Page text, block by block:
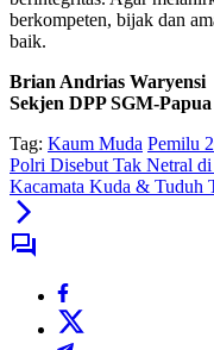
berkompeten, bijak dan
baik.
Brian Andrias Waryensi
Sekjen DPP SGM-Papua
Tag: Kaum Muda Pemilu
Polri Disebut Tak Netral
Kacamata Kuda & Tuduh